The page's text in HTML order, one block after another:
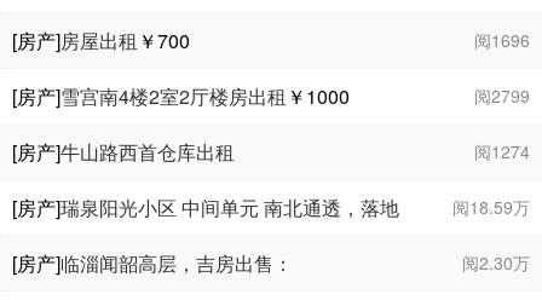
阅1696
[房产]房屋出租 ￥700
阅2799
[房产]雪宫南4楼2室2厅楼房出租 ￥1000
阅1274
[房产]牛山路西首仓库出租
阅18.59万
[房产]瑞泉阳光小区 中间单元 南北通透，落地
窗，采光好，带车位储藏室，房产证面积98.6
阅2.30万
[房产]临淄闻韶高层，吉房出售：